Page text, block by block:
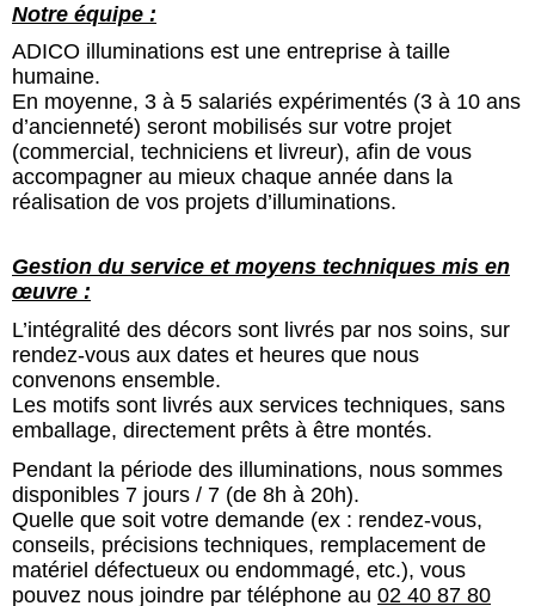
Notre équipe :
ADICO illuminations est une entreprise à taille
humaine.
En moyenne, 3 à 5 salariés expérimentés (3 à 10 ans
d’ancienneté) seront mobilisés sur votre projet
(commercial, techniciens et livreur), afin de vous
accompagner au mieux chaque année dans la
réalisation de vos projets d’illuminations.
Gestion du service et moyens techniques mis en
œuvre :
L’intégralité des décors sont livrés par nos soins, sur
rendez-vous aux dates et heures que nous
convenons ensemble.
Les motifs sont livrés aux services techniques, sans
emballage, directement prêts à être montés.
Pendant la période des illuminations, nous sommes
disponibles 7 jours / 7 (de 8h à 20h).
Quelle que soit votre demande (ex : rendez-vous,
conseils, précisions techniques, remplacement de
matériel défectueux ou endommagé, etc.), vous
pouvez nous joindre par téléphone au 02 40 87 80